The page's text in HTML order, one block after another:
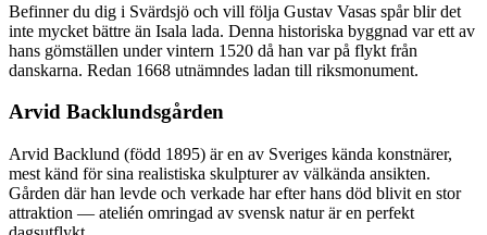
Befinner du dig i Svärdsjö och vill följa Gustav Vasas spår blir det
inte mycket bättre än Isala lada. Denna historiska byggnad var ett av
hans gömställen under vintern 1520 då han var på flykt från
danskarna. Redan 1668 utnämndes ladan till riksmonument.
Arvid Backlundsgården
Arvid Backlund (född 1895) är en av Sveriges kända konstnärer,
mest känd för sina realistiska skulpturer av välkända ansikten.
Gården där han levde och verkade har efter hans död blivit en stor
attraktion — atelién omringad av svensk natur är en perfekt